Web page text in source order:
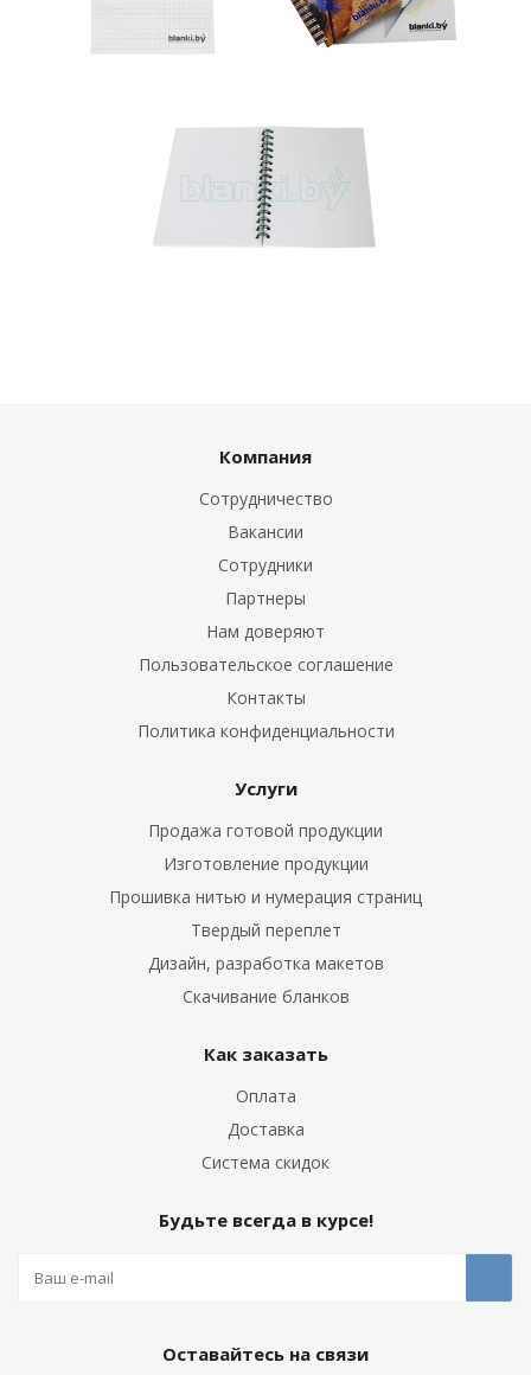
Компания
Сотрудничество
Вакансии
Сотрудники
Партнеры
Нам доверяют
Пользовательское соглашение
Контакты
Политика конфиденциальности
Услуги
Продажа готовой продукции
Изготовление продукции
Прошивка нитью и нумерация страниц
Твердый переплет
Дизайн, разработка макетов
Скачивание бланков
Как заказать
Оплата
Доставка
Система скидок
Будьте всегда в курсе!
Оставайтесь на связи